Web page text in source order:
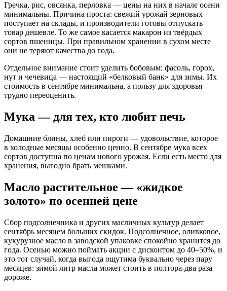
Гречка, рис, овсянка, перловка — цены на них в начале осени
минимальны. Причина проста: свежий урожай зерновых
поступает на склады, и производители готовы отпускать
товар дешевле. То же самое касается макарон из твёрдых
сортов пшеницы. При правильном хранении в сухом месте
они не теряют качества до года.
Отдельное внимание стоит уделить бобовым: фасоль, горох,
нут и чечевица — настоящий «белковый банк» для зимы. Их
стоимость в сентябре минимальна, а пользу для здоровья
трудно переоценить.
Мука — для тех, кто любит печь
Домашние блины, хлеб или пироги — удовольствие, которое
в холодные месяцы особенно ценно. В сентябре мука всех
сортов доступна по ценам нового урожая. Если есть место для
хранения, выгодно брать мешками.
Масло растительное — «жидкое
золото» по осенней цене
Сбор подсолнечника и других масличных культур делает
сентябрь месяцем больших скидок. Подсолнечное, оливковое,
кукурузное масло в заводской упаковке спокойно хранится до
года. Осенью можно поймать акции с дисконтом до 40–50%, и
это тот случай, когда выгода ощутима буквально через пару
месяцев: зимой литр масла может стоить в полтора-два раза
дороже.